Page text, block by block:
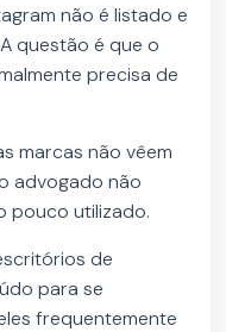
não é listado e
questão é que o
precisa de
marcas não vêem
advogado não
pouco utilizado.
de
para se
frequentemente